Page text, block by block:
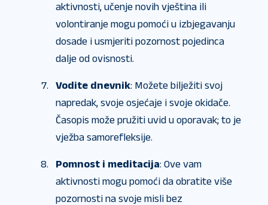
aktivnosti, učenje novih vještina ili
volontiranje mogu pomoći u izbjegavanju
dosade i usmjeriti pozornost pojedinca
dalje od ovisnosti.
Vodite dnevnik: Možete bilježiti svoj
napredak, svoje osjećaje i svoje okidače.
Časopis može pružiti uvid u oporavak; to je
vježba samorefleksije.
Pomnost i meditacija: Ove vam
aktivnosti mogu pomoći da obratite više
pozornosti na svoje misli bez